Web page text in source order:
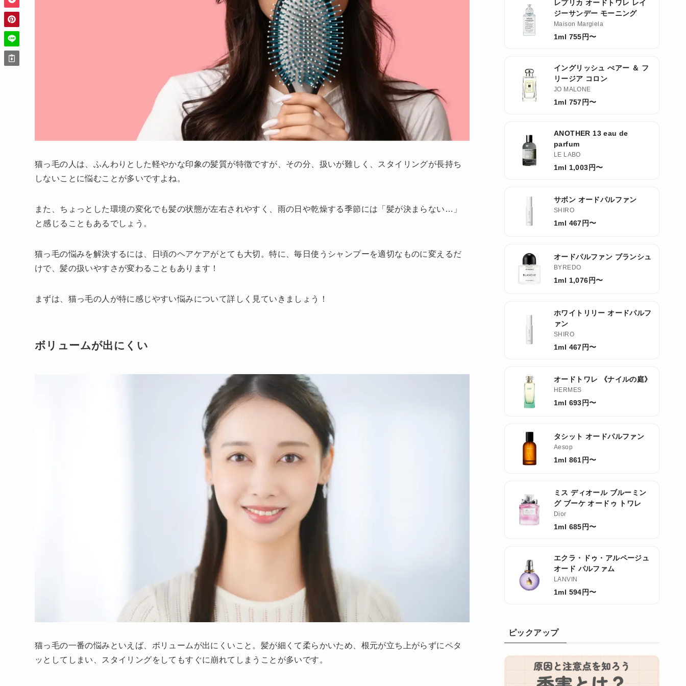
猫っ毛の人は、ふんわりとした軽やかな印象の髪質が特徴ですが、その分、扱いが難しく、スタイリングが長持ち
しないことに悩むことが多いですよね。
また、ちょっとした環境の変化でも髪の状態が左右されやすく、雨の日や乾燥する季節には「髪が決まらない…」
と感じることもあるでしょう。
猫っ毛の悩みを解決するには、日頃のヘアケアがとても大切。特に、毎日使うシャンプーを適切なものに変えるだ
けで、髪の扱いやすさが変わることもあります！
まずは、猫っ毛の人が特に感じやすい悩みについて詳しく見ていきましょう！
ボリュームが出にくい
猫っ毛の一番の悩みといえば、ボリュームが出にくいこと。髪が細くて柔らかいため、根元が立ち上がらずにペタ
ッとしてしまい、スタイリングをしてもすぐに崩れてしまうことが多いです。
レプリカ オードトワレ レイ
ジーサンデー モーニング
Maison Margiela
1ml 755円〜
イングリッシュ ぺアー ＆ フ
リージア コロン
JO MALONE
1ml 757円〜
ANOTHER 13 eau de
parfum
LE LABO
1ml 1,003円〜
サボン オードパルファン
SHIRO
1ml 467円〜
オードパルファン ブランシュ
BYREDO
1ml 1,076円〜
ホワイトリリー オードパルフ
ァン
SHIRO
1ml 467円〜
オードトワレ 《ナイルの庭》
HERMES
1ml 693円〜
タシット オードパルファン
Aesop
1ml 861円〜
ミス ディオール ブルーミン
グ ブーケ オードゥ トワレ
Dior
1ml 685円〜
エクラ・ドゥ・アルページュ
オード パルファム
LANVIN
1ml 594円〜
ピックアップ